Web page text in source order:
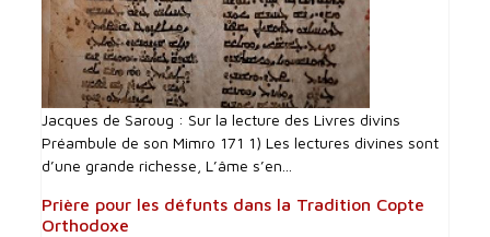
Jacques de Saroug : Sur la lecture des Livres divins
Préambule de son Mimro 171 1) Les lectures divines sont
d’une grande richesse, L’âme s’en...
Prière pour les défunts dans la Tradition Copte
Orthodoxe